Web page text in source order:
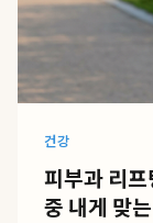
건강
피부과 리
중 내게 맞